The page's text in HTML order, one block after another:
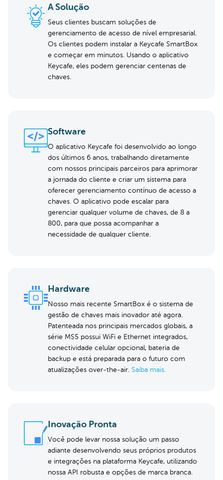
A Solução
Seus clientes buscam soluções de
gerenciamento de acesso de nível empresarial.
Os clientes podem instalar a Keycafe SmartBox
e começar em minutos. Usando o aplicativo
Keycafe, eles podem gerenciar centenas de
chaves.
Software
O aplicativo Keycafe foi desenvolvido ao longo
dos últimos 6 anos, trabalhando diretamente
com nossos principais parceiros para aprimorar
a jornada do cliente e criar um sistema para
oferecer gerenciamento contínuo de acesso a
chaves. O aplicativo pode escalar para
gerenciar qualquer volume de chaves, de 8 a
800, para que possa acompanhar a
necessidade de qualquer cliente.
Hardware
Nosso mais recente SmartBox é o sistema de
gestão de chaves mais inovador até agora.
Patenteada nos principais mercados globais, a
série MS5 possui WiFi e Ethernet integrados,
conectividade celular opcional, bateria de
backup e está preparada para o futuro com
atualizações over-the-air. Saiba mais.
Inovação Pronta
Você pode levar nossa solução um passo
adiante desenvolvendo seus próprios produtos
e integrações na plataforma Keycafe, utilizando
nossa API robusta e opções de marca branca.